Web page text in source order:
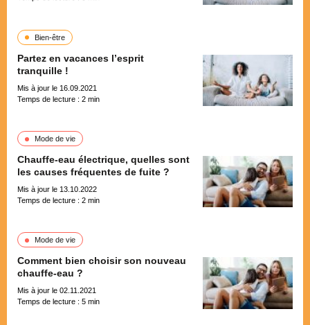
Bien-être
Partez en vacances l’esprit
tranquille !
Mis à jour le 16.09.2021
Temps de lecture : 2 min
Mode de vie
Chauffe-eau électrique, quelles sont
les causes fréquentes de fuite ?
Mis à jour le 13.10.2022
Temps de lecture : 2 min
Mode de vie
Comment bien choisir son nouveau
chauffe-eau ?
Mis à jour le 02.11.2021
Temps de lecture : 5 min